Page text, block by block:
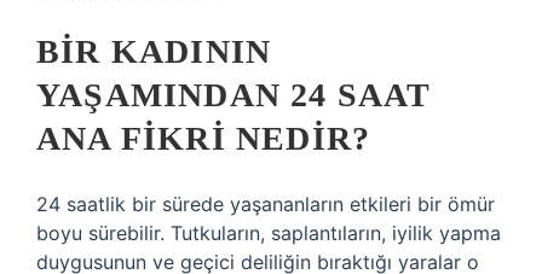
BIR KADININ
YAŞAMINDAN 24 SAAT
ANA FIKRI NEDIR?
24 saatlik bir sürede yaşananların etkileri bir ömür
boyu sürebilir. Tutkuların, saplantıların, iyilik yapma
duygusunun ve geçici deliliğin bıraktığı yaralar o